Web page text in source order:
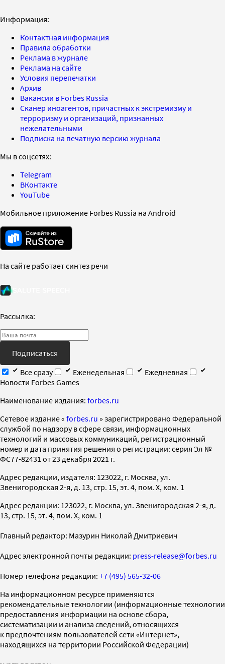
Информация:
Контактная информация
Правила обработки
Реклама в журнале
Реклама на сайте
Условия перепечатки
Архив
Вакансии в Forbes Russia
Сканер иноагентов, причастных к экстремизму и
терроризму и организаций, признанных
нежелательными
Подписка на печатную версию журнала
Мы в соцсетях:
Telegram
ВКонтакте
YouTube
Мобильное приложение Forbes Russia на Android
На сайте работает синтез речи
Рассылка:
Подписаться
Все сразу
Еженедельная
Ежедневная
Новости Forbes Games
Наименование издания: forbes.ru
Cетевое издание « forbes.ru » зарегистрировано Федеральной
службой по надзору в сфере связи, информационных
технологий и массовых коммуникаций, регистрационный
номер и дата принятия решения о регистрации: серия Эл №
ФС77-82431 от 23 декабря 2021 г.
Адрес редакции, издателя: 123022, г. Москва, ул.
Звенигородская 2-я, д. 13, стр. 15, эт. 4, пом. X, ком. 1
Адрес редакции: 123022, г. Москва, ул. Звенигородская 2-я, д.
13, стр. 15, эт. 4, пом. X, ком. 1
Главный редактор: Мазурин Николай Дмитриевич
Адрес электронной почты редакции: press-release@forbes.ru
Номер телефона редакции: +7 (495) 565-32-06
На информационном ресурсе применяются
рекомендательные технологии (информационные технологии
предоставления информации на основе сбора,
систематизации и анализа сведений, относящихся
к предпочтениям пользователей сети «Интернет»,
находящихся на территории Российской Федерации)